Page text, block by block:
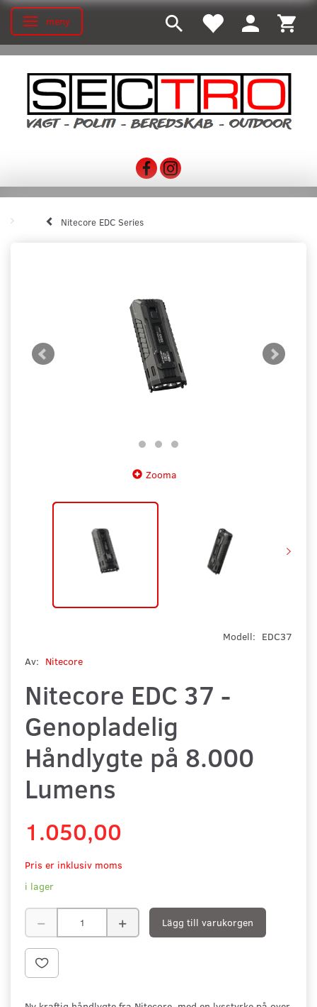
Ändra navigering
meny
Nitecore EDC Series
Zooma
Modell: EDC37
Av: Nitecore
Nitecore EDC 37 -
Genopladelig
Håndlygte på 8.000
Lumens
1.050,00
Pris er inklusiv moms
i lager
Lägg till varukorgen